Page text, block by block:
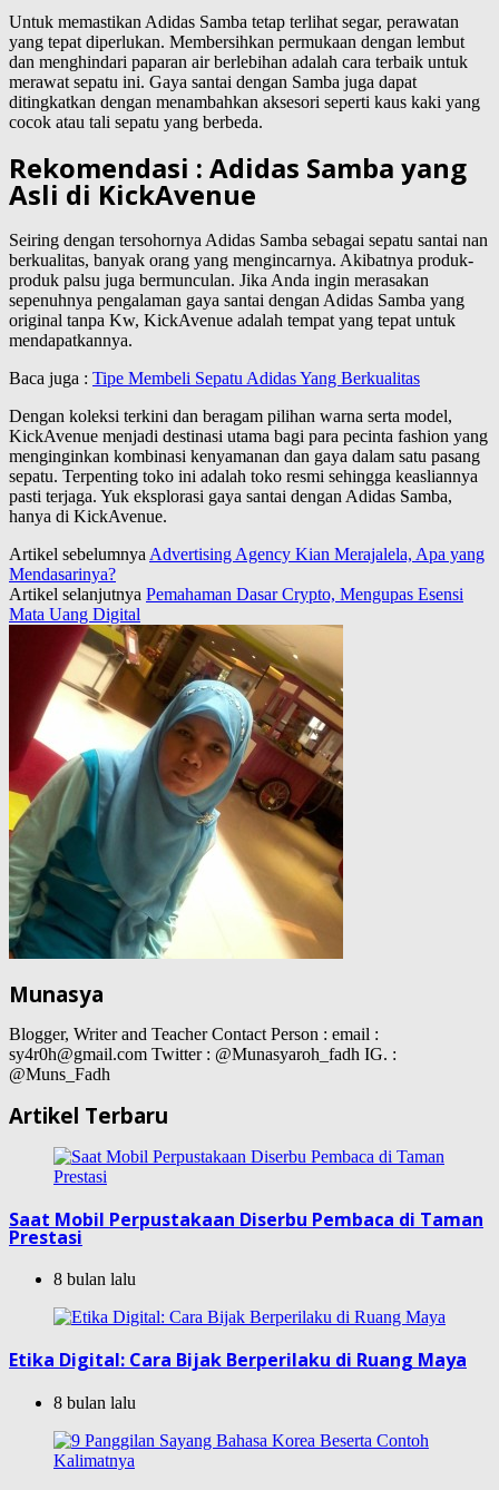
Untuk memastikan Adidas Samba tetap terlihat segar, perawatan
yang tepat diperlukan. Membersihkan permukaan dengan lembut
dan menghindari paparan air berlebihan adalah cara terbaik untuk
merawat sepatu ini. Gaya santai dengan Samba juga dapat
ditingkatkan dengan menambahkan aksesori seperti kaus kaki yang
cocok atau tali sepatu yang berbeda.
Rekomendasi : Adidas Samba yang
Asli di KickAvenue
Seiring dengan tersohornya Adidas Samba sebagai sepatu santai nan
berkualitas, banyak orang yang mengincarnya. Akibatnya produk-
produk palsu juga bermunculan. Jika Anda ingin merasakan
sepenuhnya pengalaman gaya santai dengan Adidas Samba yang
original tanpa Kw, KickAvenue adalah tempat yang tepat untuk
mendapatkannya.
Baca juga : Tipe Membeli Sepatu Adidas Yang Berkualitas
Dengan koleksi terkini dan beragam pilihan warna serta model,
KickAvenue menjadi destinasi utama bagi para pecinta fashion yang
menginginkan kombinasi kenyamanan dan gaya dalam satu pasang
sepatu. Terpenting toko ini adalah toko resmi sehingga keasliannya
pasti terjaga. Yuk eksplorasi gaya santai dengan Adidas Samba,
hanya di KickAvenue.
Artikel sebelumnya Advertising Agency Kian Merajalela, Apa yang
Mendasarinya?
Artikel selanjutnya Pemahaman Dasar Crypto, Mengupas Esensi
Mata Uang Digital
Munasya
Blogger, Writer and Teacher Contact Person : email :
sy4r0h@gmail.com Twitter : @Munasyaroh_fadh IG. :
@Muns_Fadh
Artikel Terbaru
Saat Mobil Perpustakaan Diserbu Pembaca di Taman
Prestasi
8 bulan lalu
Etika Digital: Cara Bijak Berperilaku di Ruang Maya
8 bulan lalu